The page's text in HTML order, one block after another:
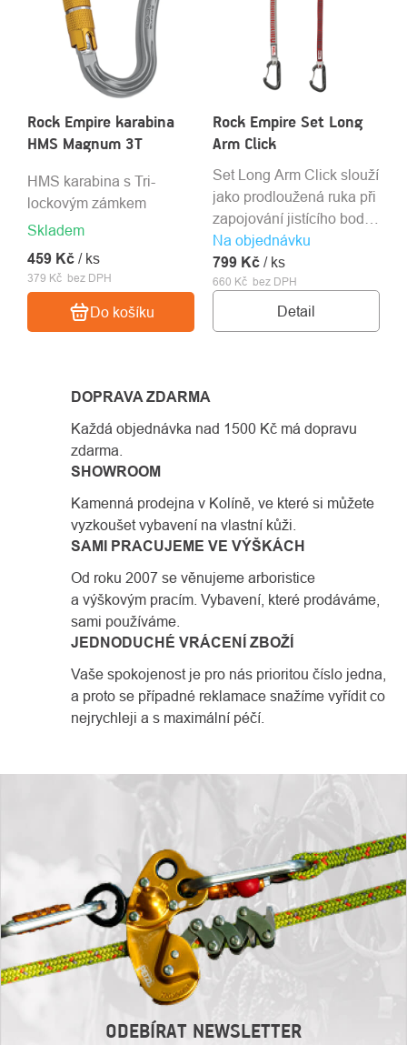
Rock Empire karabina
HMS Magnum 3T
Skladem
379 Kč bez DPH
459 Kč / ks
Do košíku
HMS karabina s Tri-
lockovým zámkem
Rock Empire Set Long
Arm Click
Na objednávku
660 Kč bez DPH
799 Kč / ks
Detail
Set Long Arm Click slouží
jako prodloužená ruka při
zapojování jistícího bodu
z lezecké pozice. Extra
dlouhé šáhlo pro případ,
kdy je kruh o kousek výš
než dosáhneš.
DOPRAVA ZDARMA
Každá objednávka nad 1500 Kč má dopravu
zdarma.
SHOWROOM
Kamenná prodejna v Kolíně, ve které si můžete
vyzkoušet vybavení na vlastní kůži.
SAMI PRACUJEME VE VÝŠKÁCH
Od roku 2007 se věnujeme arboristice
a výškovým pracím. Vybavení, které prodáváme,
sami používáme.
JEDNODUCHÉ VRÁCENÍ ZBOŽÍ
Vaše spokojenost je pro nás prioritou číslo jedna,
a proto se případné reklamace snažíme vyřídit co
nejrychleji a s maximální péčí.
ODEBÍRAT NEWSLETTER